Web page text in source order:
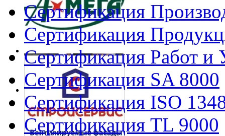
Сертификация
Сертификация
Сертификация Работ и
Сертификация SA 8000
Сертификация ISO
Сертификация TL 9000